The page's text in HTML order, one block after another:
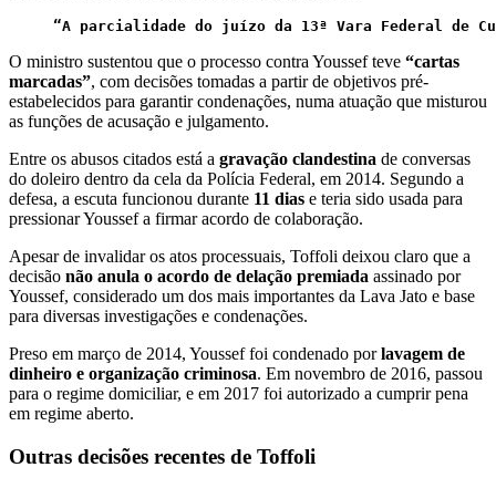
“A parcialidade do juízo da 13ª Vara Federal de
O ministro sustentou que o processo contra Youssef teve “cartas
marcadas”, com decisões tomadas a partir de objetivos pré-
estabelecidos para garantir condenações, numa atuação que misturou
as funções de acusação e julgamento.
Entre os abusos citados está a gravação clandestina de conversas
do doleiro dentro da cela da Polícia Federal, em 2014. Segundo a
defesa, a escuta funcionou durante 11 dias e teria sido usada para
pressionar Youssef a firmar acordo de colaboração.
Apesar de invalidar os atos processuais, Toffoli deixou claro que a
decisão não anula o acordo de delação premiada assinado por
Youssef, considerado um dos mais importantes da Lava Jato e base
para diversas investigações e condenações.
Preso em março de 2014, Youssef foi condenado porlavagem de
dinheiro e organização criminosa. Em novembro de 2016, passou
para o regime domiciliar, e em 2017 foi autorizado a cumprir pena
em regime aberto.
Outras decisões recentes de Toffoli